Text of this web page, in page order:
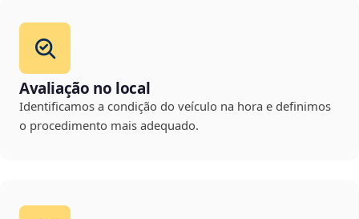
Avaliação no local
Identificamos a condição do veículo na hora e definimos
o procedimento mais adequado.